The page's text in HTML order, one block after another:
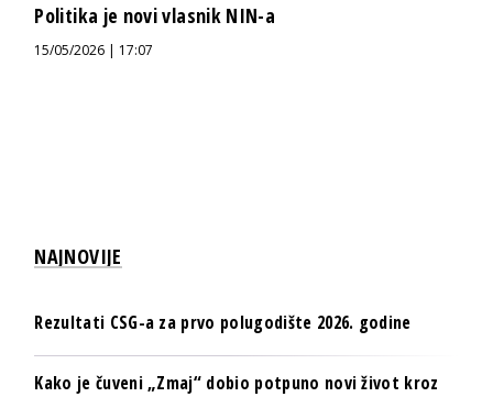
Politika je novi vlasnik NIN-a
15/05/2026 | 17:07
NAJNOVIJE
Rezultati CSG-a za prvo polugodište 2026. godine
Kako je čuveni „Zmaj“ dobio potpuno novi život kroz